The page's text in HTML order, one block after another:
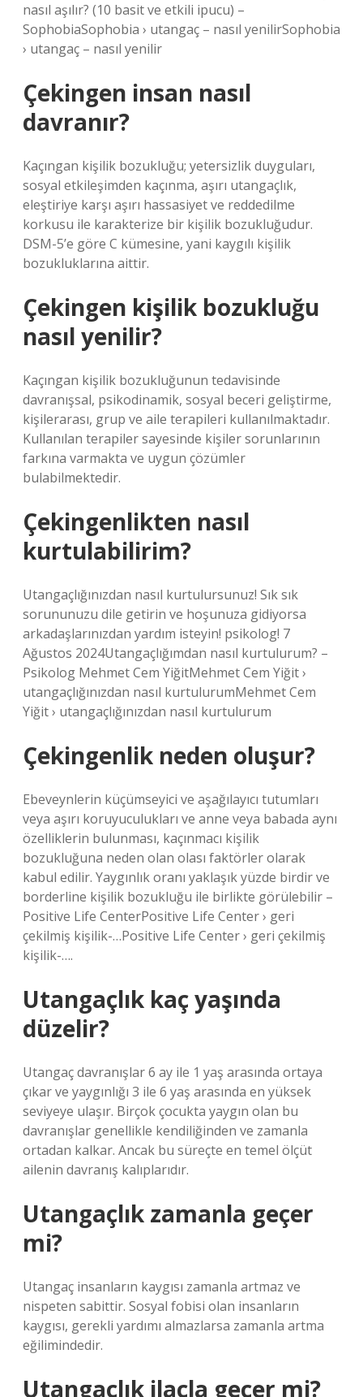
nasıl aşılır? (10 basit ve etkili ipucu) –
SophobiaSophobia › utangaç – nasıl yenilirSophobia
› utangaç – nasıl yenilir
Çekingen insan nasıl
davranır?
Kaçıngan kişilik bozukluğu; yetersizlik duyguları,
sosyal etkileşimden kaçınma, aşırı utangaçlık,
eleştiriye karşı aşırı hassasiyet ve reddedilme
korkusu ile karakterize bir kişilik bozukluğudur.
DSM-5’e göre C kümesine, yani kaygılı kişilik
bozukluklarına aittir.
Çekingen kişilik bozukluğu
nasıl yenilir?
Kaçıngan kişilik bozukluğunun tedavisinde
davranışsal, psikodinamik, sosyal beceri geliştirme,
kişilerarası, grup ve aile terapileri kullanılmaktadır.
Kullanılan terapiler sayesinde kişiler sorunlarının
farkına varmakta ve uygun çözümler
bulabilmektedir.
Çekingenlikten nasıl
kurtulabilirim?
Utangaçlığınızdan nasıl kurtulursunuz! Sık sık
sorununuzu dile getirin ve hoşunuza gidiyorsa
arkadaşlarınızdan yardım isteyin! psikolog! 7
Ağustos 2024Utangaçlığımdan nasıl kurtulurum? –
Psikolog Mehmet Cem YiğitMehmet Cem Yiğit ›
utangaçlığınızdan nasıl kurtulurumMehmet Cem
Yiğit › utangaçlığınızdan nasıl kurtulurum
Çekingenlik neden oluşur?
Ebeveynlerin küçümseyici ve aşağılayıcı tutumları
veya aşırı koruyuculukları ve anne veya babada aynı
özelliklerin bulunması, kaçınmacı kişilik
bozukluğuna neden olan olası faktörler olarak
kabul edilir. Yaygınlık oranı yaklaşık yüzde birdir ve
borderline kişilik bozukluğu ile birlikte görülebilir –
Positive Life CenterPositive Life Center › geri
çekilmiş kişilik-…Positive Life Center › geri çekilmiş
kişilik-….
Utangaçlık kaç yaşında
düzelir?
Utangaç davranışlar 6 ay ile 1 yaş arasında ortaya
çıkar ve yaygınlığı 3 ile 6 yaş arasında en yüksek
seviyeye ulaşır. Birçok çocukta yaygın olan bu
davranışlar genellikle kendiliğinden ve zamanla
ortadan kalkar. Ancak bu süreçte en temel ölçüt
ailenin davranış kalıplarıdır.
Utangaçlık zamanla geçer
mi?
Utangaç insanların kaygısı zamanla artmaz ve
nispeten sabittir. Sosyal fobisi olan insanların
kaygısı, gerekli yardımı almazlarsa zamanla artma
eğilimindedir.
Utangaçlık ilaçla geçer mi?